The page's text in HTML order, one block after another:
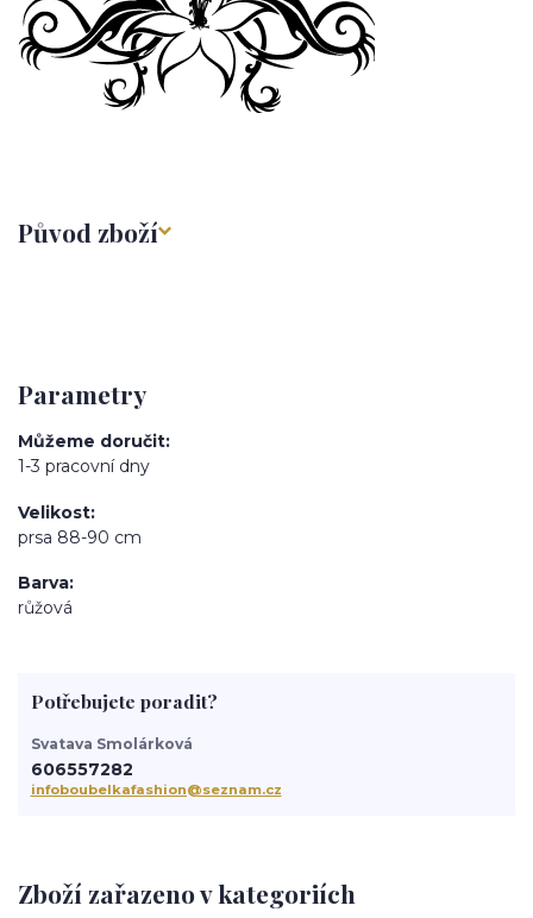
Původ zboží
Parametry
Můžeme doručit
1-3 pracovní dny
Velikost
prsa 88-90 cm
Barva
růžová
Zboží zařazeno v kategoriích
Potřebujete poradit?
Svatava Smolárková
606557282
infoboubelkafashion@seznam.cz